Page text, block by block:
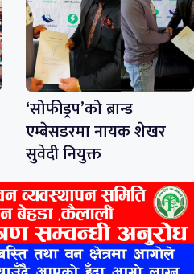
‘सोफीड्रप’को ब्रान्ड
एम्बेसडरमा नायक शेखर
सुवेदी नियुक्त